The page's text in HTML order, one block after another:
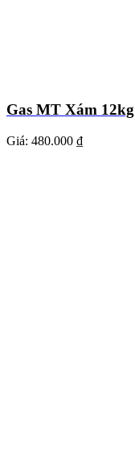
Gas MT Xám 12kg
Giá: 480.000 ₫